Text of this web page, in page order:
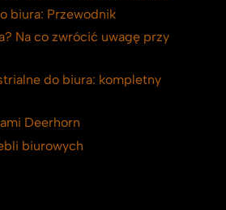
biura: Przewodnik
Na co zwrócić uwagę przy
do biura: kompletny
Deerhorn
biurowych